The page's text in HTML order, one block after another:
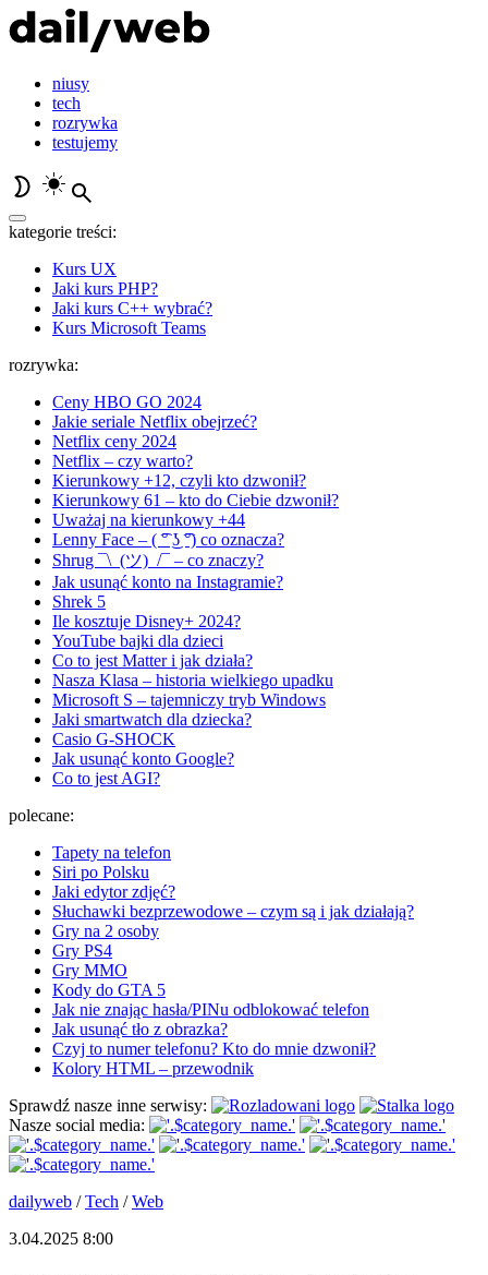
niusy
tech
rozrywka
testujemy
kategorie treści:
Kurs UX
Jaki kurs PHP?
Jaki kurs C++ wybrać?
Kurs Microsoft Teams
rozrywka:
Ceny HBO GO 2024
Jakie seriale Netflix obejrzeć?
Netflix ceny 2024
Netflix – czy warto?
Kierunkowy +12, czyli kto dzwonił?
Kierunkowy 61 – kto do Ciebie dzwonił?
Uważaj na kierunkowy +44
Lenny Face – ( ͡° ͜ʖ ͡°) co oznacza?
Shrug ¯\_(ツ)_/¯ – co znaczy?
Jak usunąć konto na Instagramie?
Shrek 5
Ile kosztuje Disney+ 2024?
YouTube bajki dla dzieci
Co to jest Matter i jak działa?
Nasza Klasa – historia wielkiego upadku
Microsoft S – tajemniczy tryb Windows
Jaki smartwatch dla dziecka?
Casio G-SHOCK
Jak usunąć konto Google?
Co to jest AGI?
polecane:
Tapety na telefon
Siri po Polsku
Jaki edytor zdjęć?
Słuchawki bezprzewodowe – czym są i jak działają?
Gry na 2 osoby
Gry PS4
Gry MMO
Kody do GTA 5
Jak nie znając hasła/PINu odblokować telefon
Jak usunąć tło z obrazka?
Czyj to numer telefonu? Kto do mnie dzwonił?
Kolory HTML – przewodnik
Sprawdź nasze inne serwisy:
Nasze social media:
dailyweb /Tech /Web
3.04.2025 8:00